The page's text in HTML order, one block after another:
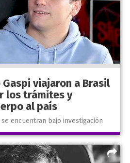
viajaron a Brasil
los trámites y
al país
encuentran bajo investigación